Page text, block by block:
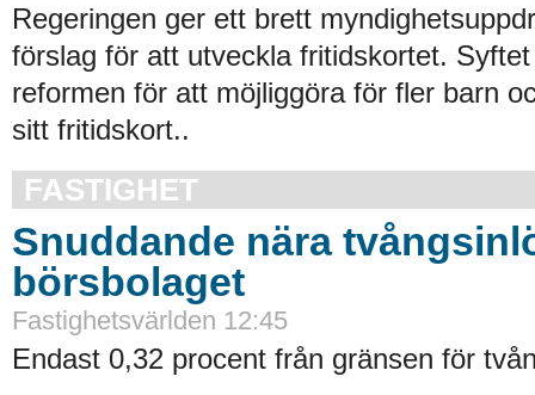
Regeringen ger ett brett
förslag för att utveckla fritidskortet.
reformen för att möjliggöra för fler barn
sitt fritidskort..
FASTIGHET
Snuddande nära
börsbolaget
Fastighetsvärlden 12:45
Endast 0,32 procent från gränsen för